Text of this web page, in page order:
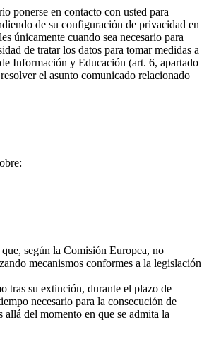
ponerse en contacto con usted para
de su configuración de privacidad en
únicamente cuando sea necesario para
de tratar los datos para tomar medidas a
Información y Educación (art. 6, apartado
el asunto comunicado relacionado
según la Comisión Europea, no
mecanismos conformes a la legislación
tras su extinción, durante el plazo de
necesario para la consecución de
del momento en que se admita la